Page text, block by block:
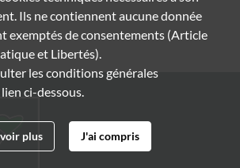
Ils ne contiennent aucune donnée
exemptés de consentements (Article
et Libertés).
les conditions générales
ci-dessous.
plus J'ai compris